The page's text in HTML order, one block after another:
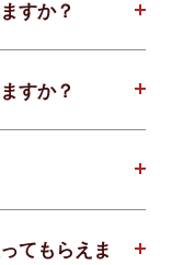
すか？
すか？
てもらえま